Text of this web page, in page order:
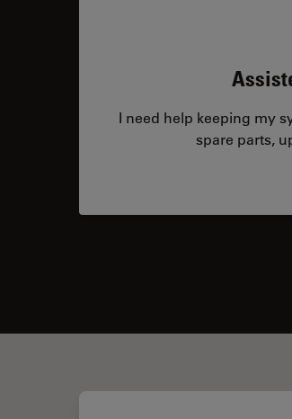
I need help keeping my
spare parts,